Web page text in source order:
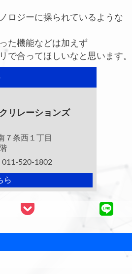
ロジーに操られているような
た機能などは加えず
で合ってほしいなと思います。
リレーションズ
７条西１丁目
011-520-1802
ら